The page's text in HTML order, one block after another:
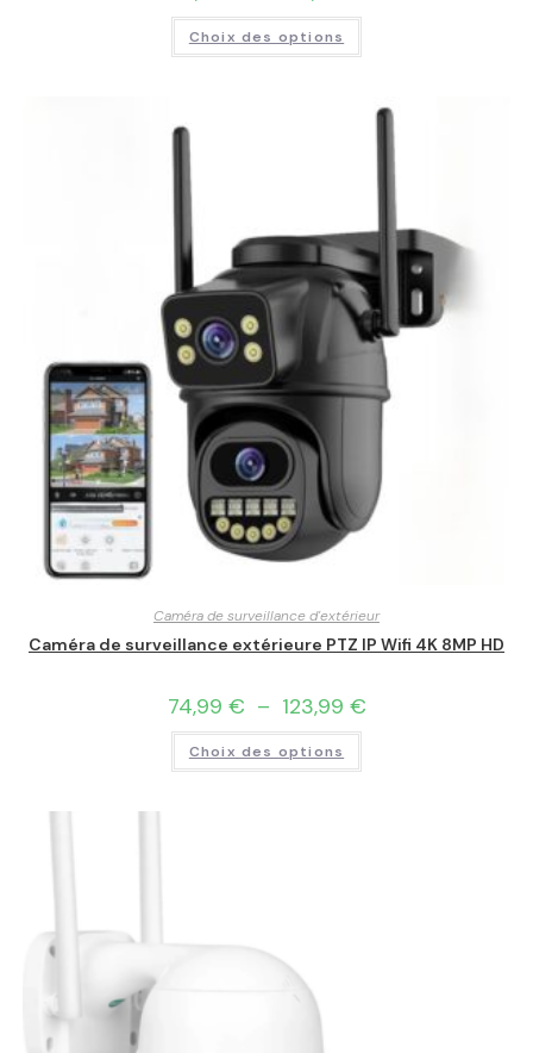
Choix des options
Caméra de surveillance d'extérieur
Caméra de surveillance extérieure PTZ IP Wifi 4K 8MP HD
74,99 € – 123,99 €
Choix des options